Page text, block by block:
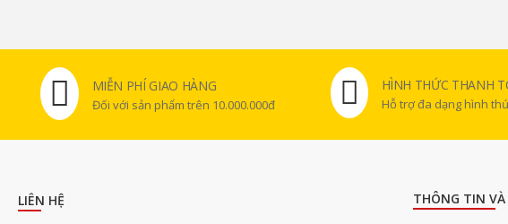
MIỄN PHÍ GIAO HÀNG
Đối với sản phẩm trên 10.000.000đ
HÌNH THỨC THANH
Hỗ trợ đa dạng hình
LIÊN HỆ THÔNG TIN